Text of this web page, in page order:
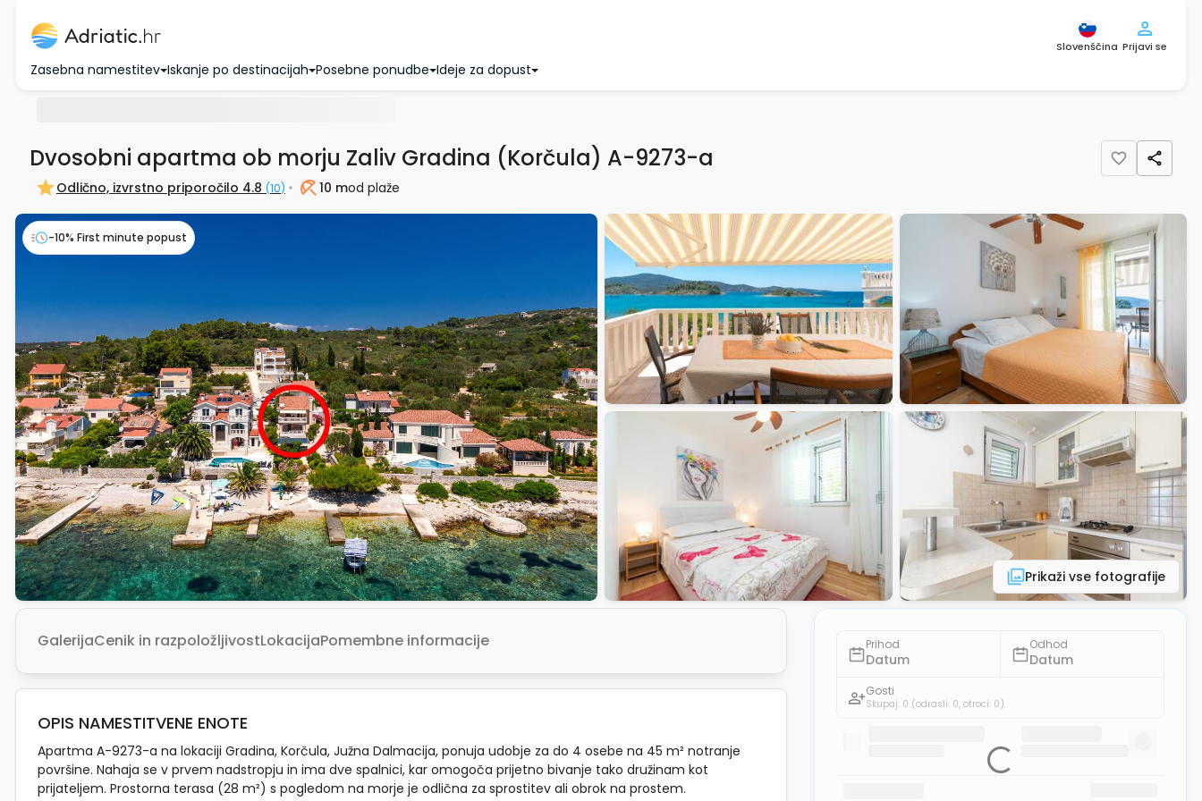
Slovenščina Prijavi se
Zasebna namestitev Iskanje po destinacijah Posebne ponudbe Ideje za dopust
Dvosobni apartma ob morju Zaliv Gradina (Korčula) A-9273-a
Odlično, izvrstno priporočilo 4.8 (10) Plaža10 mod plaže
Prikaži vse fotografije
-10% First minute popust
GalerijaCenik in razpoložljivostLokacijaPomembne informacije
OPIS NAMESTITVENE ENOTE
Apartma A-9273-a na lokaciji Gradina, Korčula, Južna Dalmacija, ponuja udobje za do 4 osebe na 45 m² notranje
površine. Nahaja se v prvem nadstropju in ima dve spalnici, kar omogoča prijetno bivanje tako družinam kot
prijateljem. Prostorna terasa (28 m²) s pogledom na morje je odlična za sprostitev ali obrok na prostem.
Prihod
Datum
Odhod
Datum
Gosti
Skupaj: 0 (odrasli: 0, otroci: 0)